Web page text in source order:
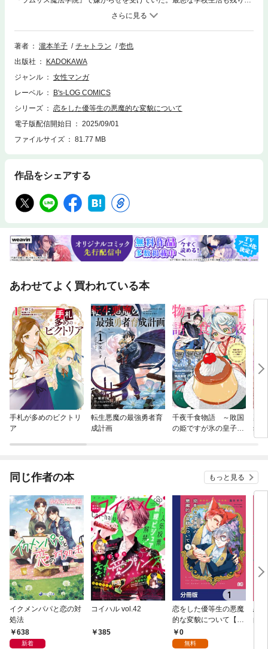
と一年に迫ったそんなある日、貴族の子息たちに脅されて王国の英雄であ
る辺境伯の長男、ジーン・アスターに嘘の告白をしなければならなくなっ
てしまった!!激怒されるのを覚悟していたエルマーだったが、意外なこと
にジーンにある契約を持ちかけられて……!?
著者 瀧本羊子 チャトラン
壱也
出版社
KADOKAWA
ジャンル
女性マンガ
レーベル
B's-LOG COMICS
シリーズ
恋をした優等生の悪魔的な変貌について
電子版配信開始日
2025/09/01
ファイルサイズ
81.77 MB
作品をシェアする
あわせてよく買われている本
手札が多めのビクトリ
ア
転生悪魔の最強勇者育
成計画
千夜千食物語 ～敗国
の姫ですが氷の皇子殿
裏
幼
に
同じ作者の本 もっと見る
イクメンパパと恋の対
処法
638
新着
コイハル vol.42
385
恋をした優等生の悪魔
的な変貌について【分
冊版】 1
0
無料
恋
的